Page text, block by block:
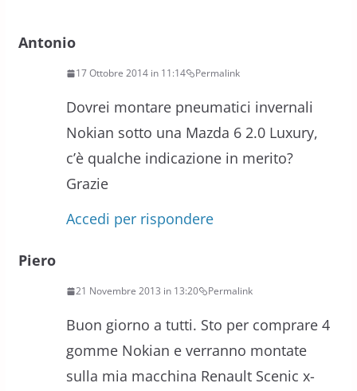
Antonio
17 Ottobre 2014 in 11:14 Permalink
Dovrei montare pneumatici invernali
Nokian sotto una Mazda 6 2.0 Luxury,
c’è qualche indicazione in merito?
Grazie
Accedi per rispondere
Piero
21 Novembre 2013 in 13:20 Permalink
Buon giorno a tutti. Sto per comprare 4
gomme Nokian e verranno montate
sulla mia macchina Renault Scenic x-